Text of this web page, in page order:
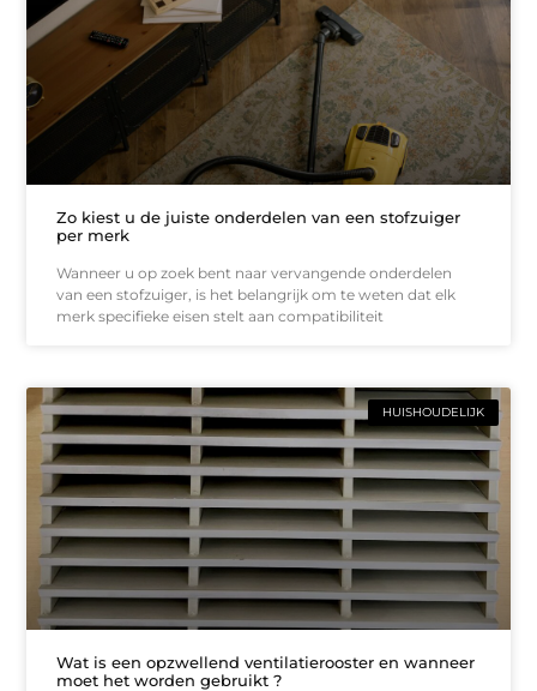
Zo kiest u de juiste onderdelen van een stofzuiger
per merk
Wanneer u op zoek bent naar vervangende onderdelen
van een stofzuiger, is het belangrijk om te weten dat elk
merk specifieke eisen stelt aan compatibiliteit
HUISHOUDELIJK
Wat is een opzwellend ventilatierooster en wanneer
moet het worden gebruikt ?